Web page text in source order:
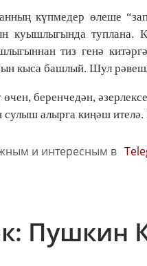
күпмедер өлеше
куышлыгында туплана.
тиз генә
кыса башлый. Шул
беренчедән,
сулыш алырга киңәш
и интересным в
Пушкин